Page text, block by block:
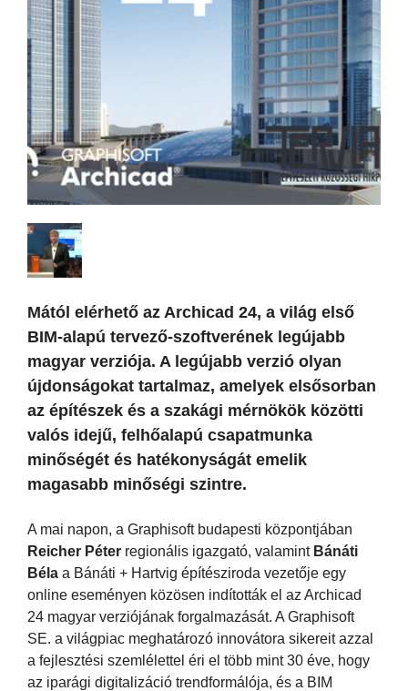
Mától elérhető az Archicad 24, a világ első
BIM-alapú tervező-szoftverének legújabb
magyar verziója. A legújabb verzió olyan
újdonságokat tartalmaz, amelyek elsősorban
az építészek és a szakági mérnökök közötti
valós idejű, felhőalapú csapatmunka
minőségét és hatékonyságát emelik
magasabb minőségi szintre.
A mai napon, a Graphisoft budapesti központjában
Reicher Péter regionális igazgató, valamint Bánáti
Béla a Bánáti + Hartvig építésziroda vezetője egy
online eseményen közösen indították el az Archicad
24 magyar verziójának forgalmazását. A Graphisoft
SE. a világpiac meghatározó innovátora sikereit azzal
a fejlesztési szemlélettel éri el több mint 30 éve, hogy
az iparági digitalizáció trendformálója, és a BIM